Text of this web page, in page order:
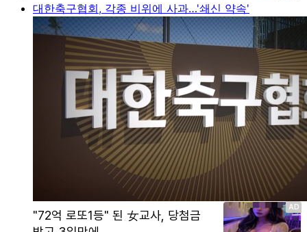
대한축구협회, 각종 비위에 사과…'쇄신 약속'